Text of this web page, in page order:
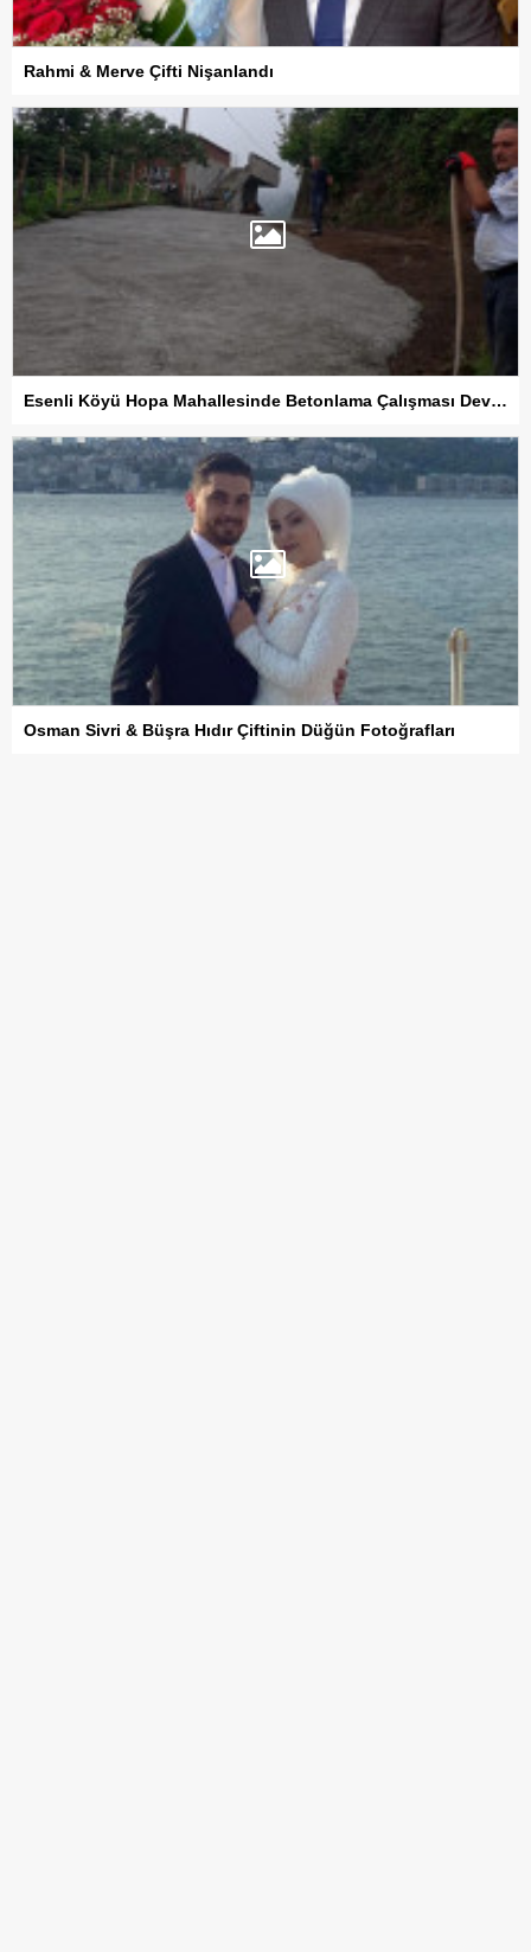
Rahmi & Merve Çifti Nişanlandı
Esenli Köyü Hopa Mahallesinde Betonlama Çalışması Devam Ediyor
Osman Sivri & Büşra Hıdır Çiftinin Düğün Fotoğrafları